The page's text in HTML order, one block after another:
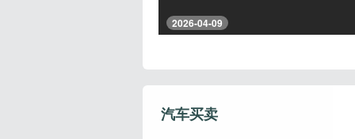
2026-04-09
汽车买卖